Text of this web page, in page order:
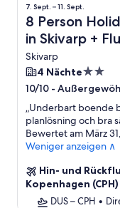
7. Sept. – 11. Sept.
8 Person
in Skivarp +
Skivarp
4 Nächte2.0-
Sterne-
10/10 -
„Underbart boende
planlösning och bra
Bewertet am März
Weniger anzeigen ∧
Hin- und
Kopenhagen (CPH)
DUS – CPH •